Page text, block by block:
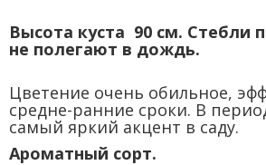
Высота куста 90 см. Стебли
не полегают в дождь.
Цветение очень обильное,
средне-ранние сроки. В
самый яркий акцент в саду.
Ароматный сорт.